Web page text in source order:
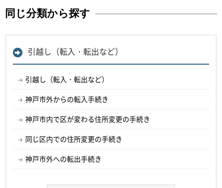
同じ分類から探す
引越し（転入・転出など）
引越し（転入・転出など）
神戸市外からの転入手続き
神戸市内で区が変わる住所変更の手続き
同じ区内での住所変更の手続き
神戸市外への転出手続き